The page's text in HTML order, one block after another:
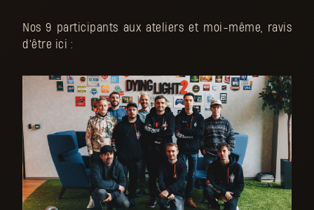
Nos 9 participants aux ateliers et moi-même, ravis
d'être ici :